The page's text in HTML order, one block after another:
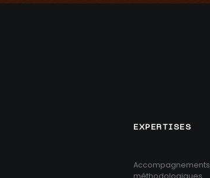
EXPERTISES
Accompagnements
méthodologiques